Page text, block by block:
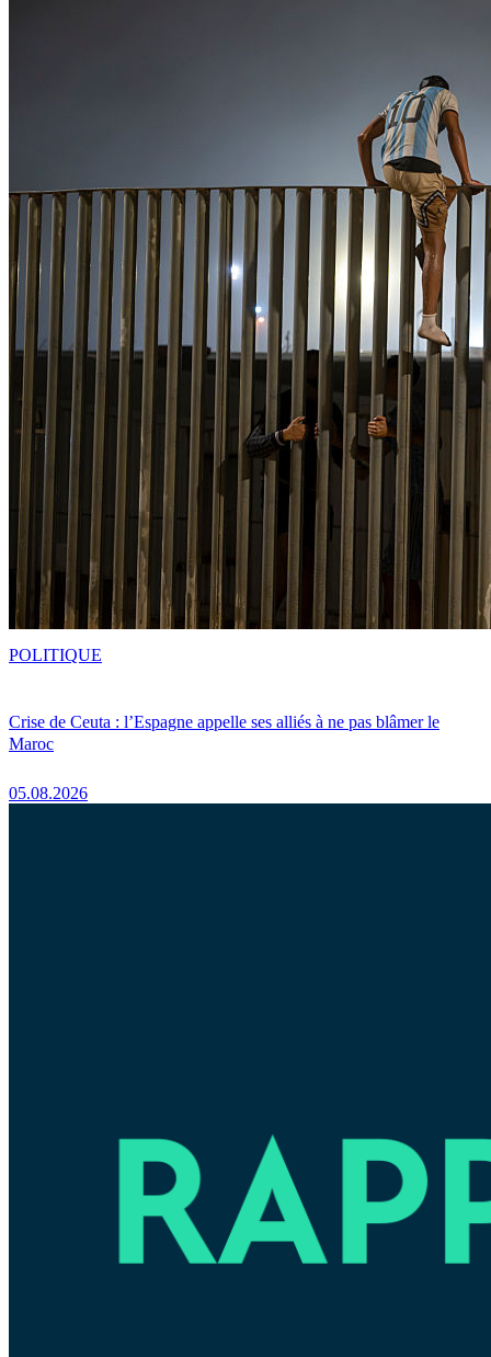
Crise de Ceuta : l’Espagne appelle ses alliés à ne pas blâmer le
Maroc
05.08.2026
POLITIQUE